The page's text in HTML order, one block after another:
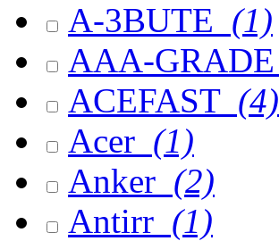
A-3BUTE (1)
AAA-GRADE
ACEFAST (4)
Acer (1)
Anker (2)
Antirr (1)